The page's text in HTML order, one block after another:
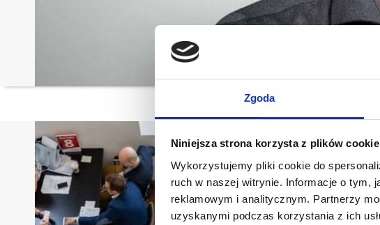
Zgoda
Niniejsza strona korzysta z plików cookie
Wykorzystujemy pliki cookie do
ruch w naszej witrynie. Informacje o tym,
reklamowym i analitycznym. Partnerzy
uzyskanymi podczas korzystania z ich